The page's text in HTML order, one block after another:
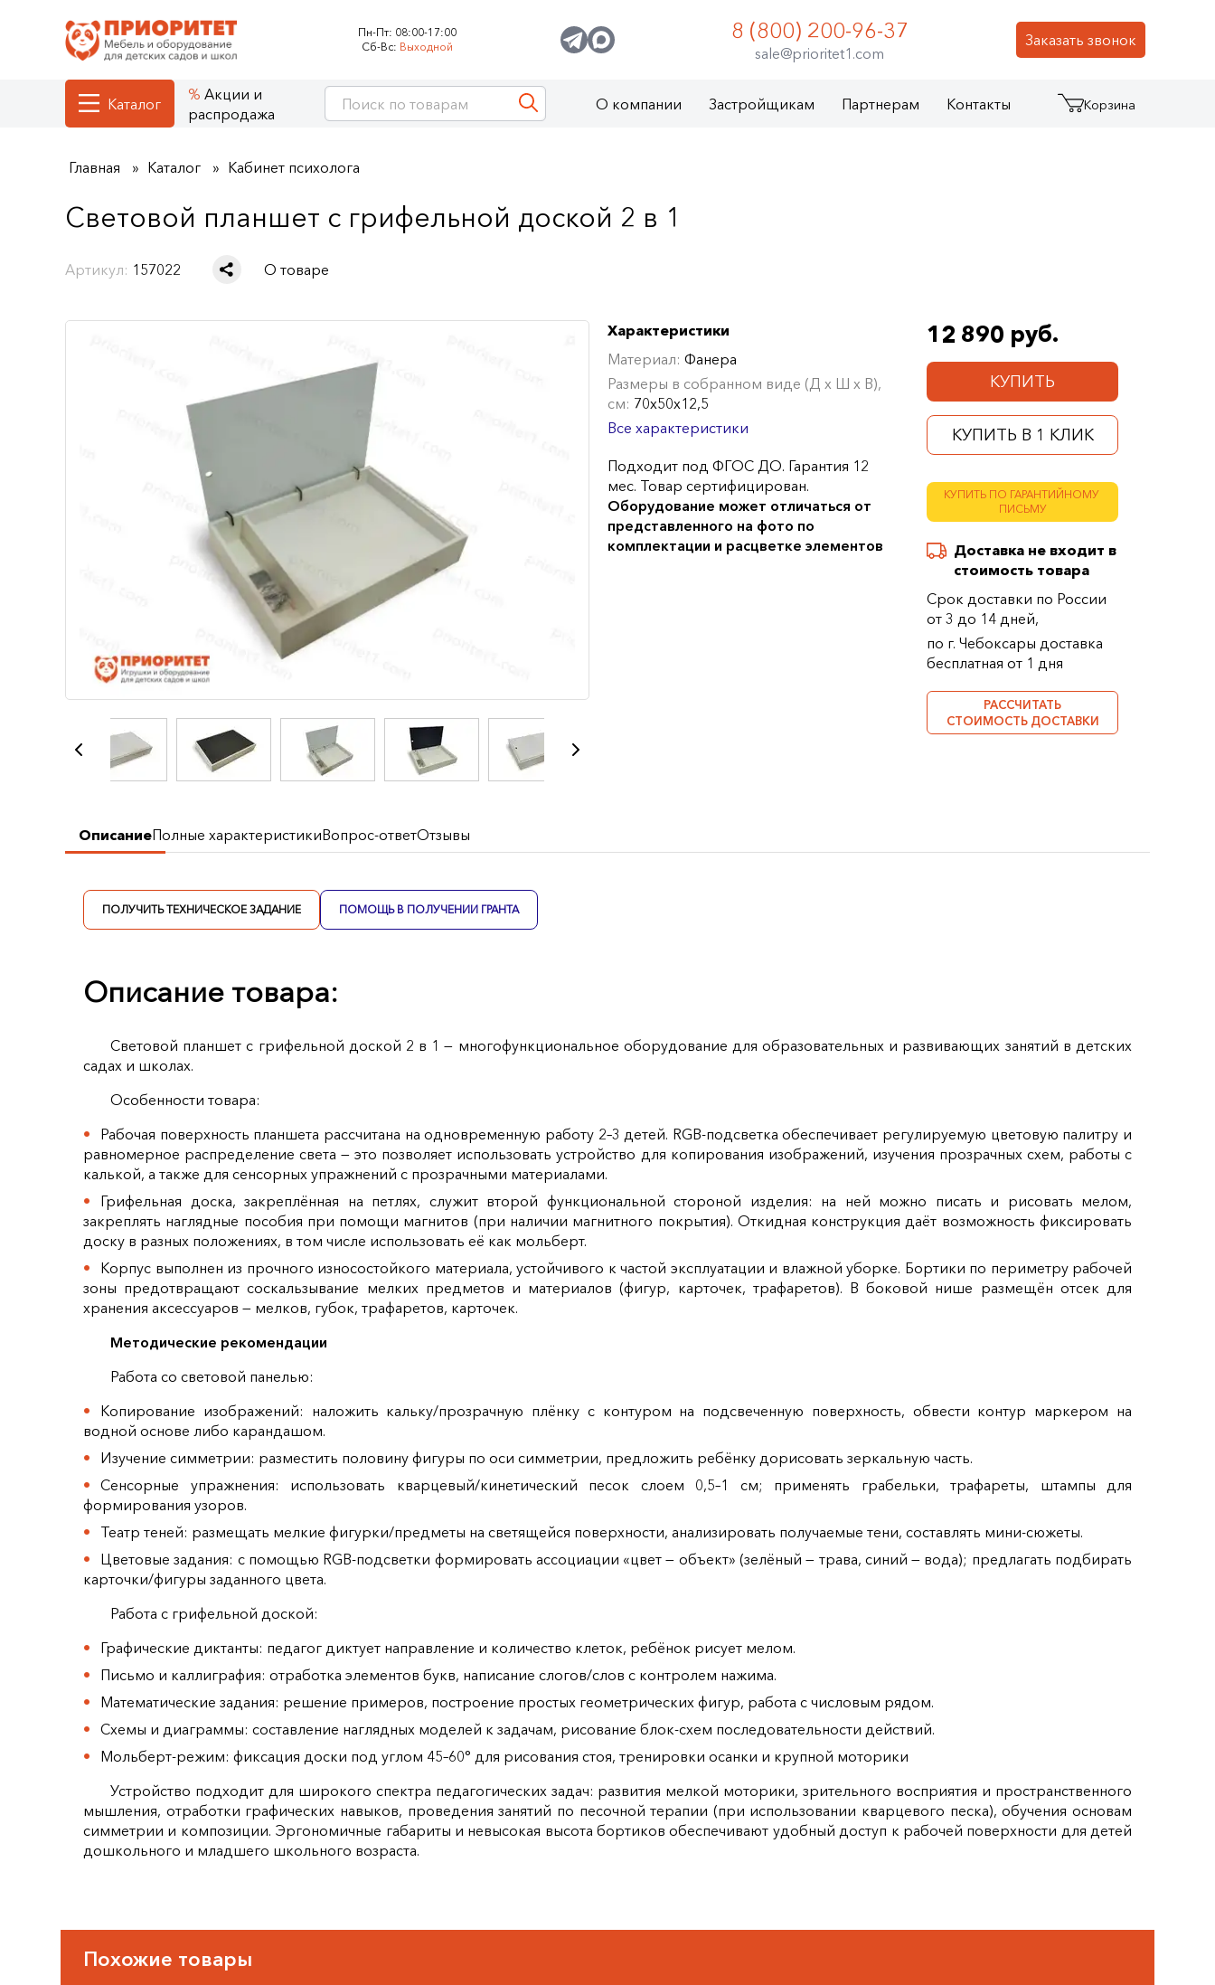
Пн-Пт: 08:00-17:00
Сб-Вс: Выходной Заказать звонок
8 (800) 200-96-37
sale@prioritet1.com
Каталог
Акции и
распродажа
О компании Застройщикам Партнерам Контакты Корзина
Главная Каталог Кабинет психолога
Световой планшет с грифельной доской 2 в 1
Артикул: 157022 О товаре
12 890 руб.
КУПИТЬ
КУПИТЬ В 1 КЛИК
КУПИТЬ ПО ГАРАНТИЙНОМУ
ПИСЬМУ
Доставка не входит в
стоимость товара
Срок доставки по России
от 3 до 14 дней,
по г. Чебоксары доставка
бесплатная от 1 дня
РАССЧИТАТЬ
СТОИМОСТЬ ДОСТАВКИ
Характеристики
Материал: Фанера
Размеры в собранном виде (Д х Ш х В),
см: 70х50х12,5
Все характеристики
Подходит под ФГОС ДО. Гарантия 12
мес. Товар сертифицирован.
Оборудование может отличаться от
представленного на фото по
комплектации и расцветке элементов
ОписаниеПолные характеристикиВопрос-ответОтзывы
ПОЛУЧИТЬ ТЕХНИЧЕСКОЕ ЗАДАНИЕ ПОМОЩЬ В ПОЛУЧЕНИИ ГРАНТА
Описание товара:
Световой планшет с грифельной доской 2 в 1 — многофункциональное оборудование для образовательных и развивающих занятий в детских
садах и школах.
Особенности товара:
Рабочая поверхность планшета рассчитана на одновременную работу 2–3 детей. RGB‑подсветка обеспечивает регулируемую цветовую палитру и
равномерное распределение света — это позволяет использовать устройство для копирования изображений, изучения прозрачных схем, работы с
калькой, а также для сенсорных упражнений с прозрачными материалами.
Грифельная доска, закреплённая на петлях, служит второй функциональной стороной изделия: на ней можно писать и рисовать мелом,
закреплять наглядные пособия при помощи магнитов (при наличии магнитного покрытия). Откидная конструкция даёт возможность фиксировать
доску в разных положениях, в том числе использовать её как мольберт.
Корпус выполнен из прочного износостойкого материала, устойчивого к частой эксплуатации и влажной уборке. Бортики по периметру рабочей
зоны предотвращают соскальзывание мелких предметов и материалов (фигур, карточек, трафаретов). В боковой нише размещён отсек для
хранения аксессуаров — мелков, губок, трафаретов, карточек.
Методические рекомендации
Работа со световой панелью:
Копирование изображений: наложить кальку/прозрачную плёнку с контуром на подсвеченную поверхность, обвести контур маркером на
водной основе либо карандашом.
Изучение симметрии: разместить половину фигуры по оси симметрии, предложить ребёнку дорисовать зеркальную часть.
Сенсорные упражнения: использовать кварцевый/кинетический песок слоем 0,5–1 см; применять грабельки, трафареты, штампы для
формирования узоров.
Театр теней: размещать мелкие фигурки/предметы на светящейся поверхности, анализировать получаемые тени, составлять мини‑сюжеты.
Цветовые задания: с помощью RGB‑подсветки формировать ассоциации «цвет — объект» (зелёный — трава, синий — вода); предлагать подбирать
карточки/фигуры заданного цвета.
Работа с грифельной доской:
Графические диктанты: педагог диктует направление и количество клеток, ребёнок рисует мелом.
Письмо и каллиграфия: отработка элементов букв, написание слогов/слов с контролем нажима.
Математические задания: решение примеров, построение простых геометрических фигур, работа с числовым рядом.
Схемы и диаграммы: составление наглядных моделей к задачам, рисование блок‑схем последовательности действий.
Мольберт‑режим: фиксация доски под углом 45–60° для рисования стоя, тренировки осанки и крупной моторики
Устройство подходит для широкого спектра педагогических задач: развития мелкой моторики, зрительного восприятия и пространственного
мышления, отработки графических навыков, проведения занятий по песочной терапии (при использовании кварцевого песка), обучения основам
симметрии и композиции. Эргономичные габариты и невысокая высота бортиков обеспечивают удобный доступ к рабочей поверхности для детей
дошкольного и младшего школьного возраста.
Похожие товары